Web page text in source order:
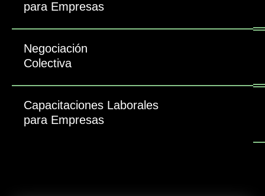
para Empresas
Negociación
Colectiva
Capacitaciones Laborales
para Empresas